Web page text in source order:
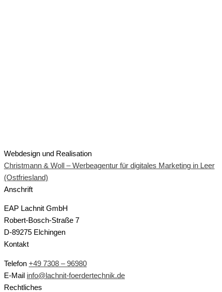
Webdesign und Realisation
Christmann & Woll – Werbeagentur für digitales Marketing in Leer
(Ostfriesland)
Anschrift
EAP Lachnit GmbH
Robert-Bosch-Straße 7
D-89275 Elchingen
Kontakt
Telefon +49 7308 – 96980
E-Mail info@lachnit-foerdertechnik.de
Rechtliches